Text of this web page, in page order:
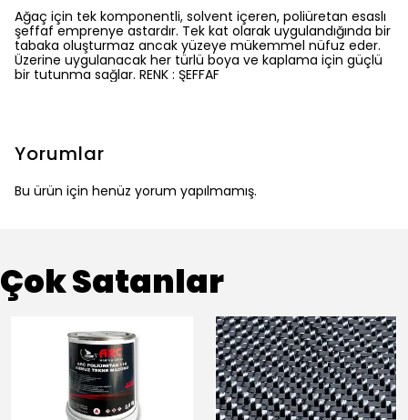
Ağaç için tek komponentli, solvent içeren, poliüretan esaslı
şeffaf emprenye astardır. Tek kat olarak uygulandığında bir
tabaka oluşturmaz ancak yüzeye mükemmel nüfuz eder.
Üzerine uygulanacak her türlü boya ve kaplama için güçlü
bir tutunma sağlar. RENK : ŞEFFAF
Yorumlar
Bu ürün için henüz yorum yapılmamış.
Çok Satanlar